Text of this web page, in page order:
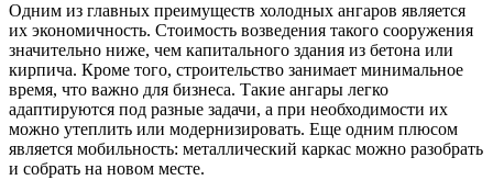
Одним из главных преимуществ холодных ангаров является
их экономичность. Стоимость возведения такого сооружения
значительно ниже, чем капитального здания из бетона или
кирпича. Кроме того, строительство занимает минимальное
время, что важно для бизнеса. Такие ангары легко
адаптируются под разные задачи, а при необходимости их
можно утеплить или модернизировать. Еще одним плюсом
является мобильность: металлический каркас можно разобрать
и собрать на новом месте.